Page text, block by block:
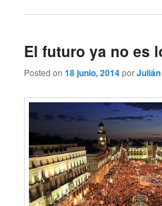
El futuro ya no es
Posted on18 junio, 2014por